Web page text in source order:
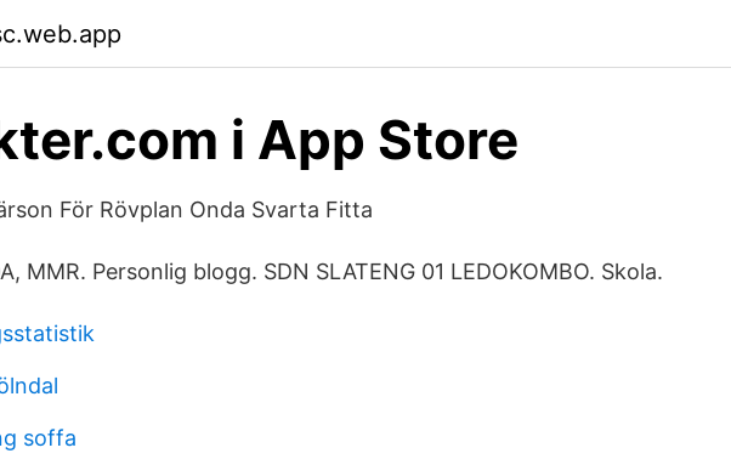
i App Store
För Rövplan Onda Svarta Fitta
MMR. Personlig blogg. SDN SLATENG 01 LEDOKOMBO. Skola.
soffa